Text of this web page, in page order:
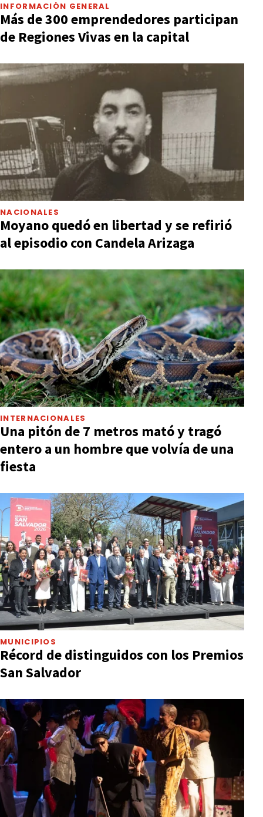
INFORMACIÓN GENERAL
Más de 300 emprendedores participan
de Regiones Vivas en la capital
NACIONALES
Moyano quedó en libertad y se refirió
al episodio con Candela Arizaga
INTERNACIONALES
Una pitón de 7 metros mató y tragó
entero a un hombre que volvía de una
fiesta
MUNICIPIOS
Récord de distinguidos con los Premios
San Salvador